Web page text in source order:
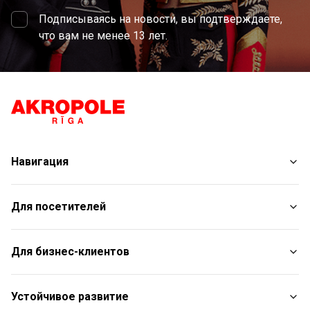
Подписываясь на новости, вы подтверждаете,
что вам не менее 13 лет.
Навигация
Магазины
Услуги
Развлечения
Рестораны
Для посетителей
План торгового центра
С животными
Контакты
Aкции
Для бизнес-клиентов
Контакты
Подарочная карта для юридических лиц
Устойчивое развитие